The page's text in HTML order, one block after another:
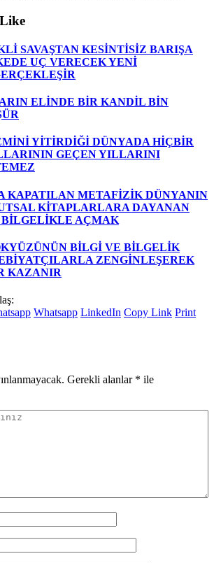
SAVAŞTAN KESİNTİSİZ BARIŞA
UÇ VERECEK YENİ
ELİNDE BİR KANDİL BİN
YİTİRDİĞİ DÜNYADA HİÇBİR
GEÇEN YILLARINI
KAPATILAN METAFİZİK DÜNYANIN
KİTAPLARLARA DAYANAN
AÇMAK
BİLGİ VE BİLGELİK
ZENGİNLEŞEREK
KAZANIR
Whatsapp LinkedIn Copy Link Print
Gerekli alanlar * ile